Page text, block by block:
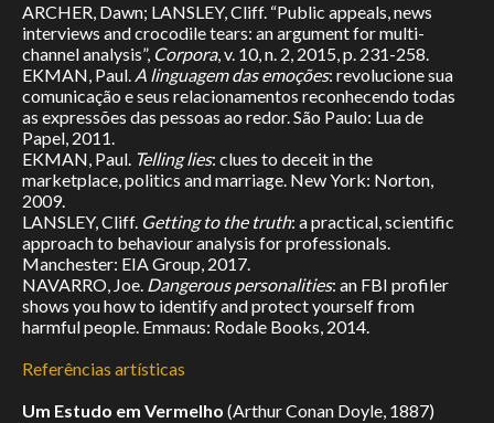
ARCHER, Dawn; LANSLEY, Cliff. “Public appeals, news
interviews and crocodile tears: an argument for multi-
channel analysis”, Corpora, v. 10, n. 2, 2015, p. 231-258.
EKMAN, Paul. A linguagem das emoções: revolucione sua
comunicação e seus relacionamentos reconhecendo todas
as expressões das pessoas ao redor. São Paulo: Lua de
Papel, 2011.
EKMAN, Paul. Telling lies: clues to deceit in the
marketplace, politics and marriage. New York: Norton,
2009.
LANSLEY, Cliff. Getting to the truth: a practical, scientific
approach to behaviour analysis for professionals.
Manchester: EIA Group, 2017.
NAVARRO, Joe. Dangerous personalities: an FBI profiler
shows you how to identify and protect yourself from
harmful people. Emmaus: Rodale Books, 2014.
Referências artísticas
Um Estudo em Vermelho (Arthur Conan Doyle, 1887)